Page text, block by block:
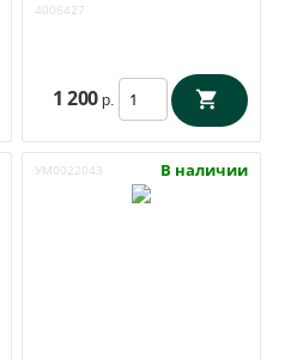
4006427
1 200 р.
УМ0022043 В наличии